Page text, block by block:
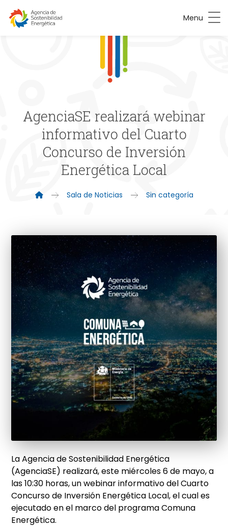
Menu
AgenciaSE realizará webinar
informativo del Cuarto
Concurso de Inversión
Energética Local
Sala de Noticias Sin categoría
La Agencia de Sostenibilidad Energética
(AgenciaSE) realizará, este miércoles 6 de mayo, a
las 10:30 horas, un webinar informativo del Cuarto
Concurso de Inversión Energética Local, el cual es
ejecutado en el marco del programa Comuna
Energética.